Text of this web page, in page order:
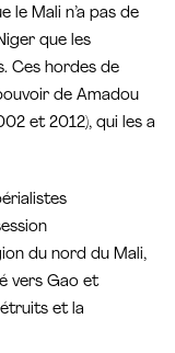
le Mali n’a pas de
que les
Ces hordes de
de Amadou
et 2012), qui les a
du nord du Mali,
vers Gao et
et la